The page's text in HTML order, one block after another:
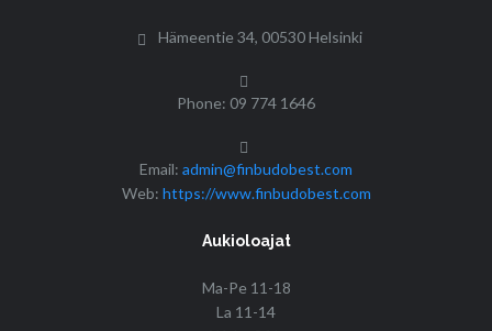
Hämeentie 34, 00530 Helsinki
Phone: 09 774 1646
Email: admin@finbudobest.com
Web: https://www.finbudobest.com
Aukioloajat
Ma-Pe 11-18
La 11-14